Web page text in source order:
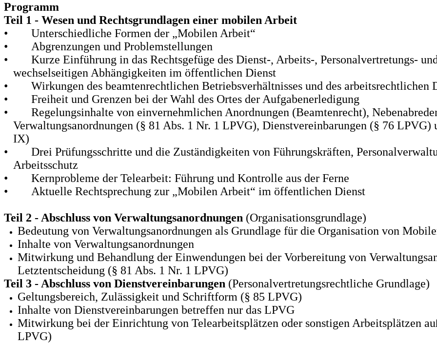
Programm
Teil 1 - Wesen und Rechtsgrundlagen einer mobilen Arbeit
•
Unterschiedliche Formen der „Mobilen Arbeit“
•
Abgrenzungen und Problemstellungen
•
Kurze Einführung in das Rechtsgefüge des Dienst-, Arbeits-, Personalvertretungs-
wechselseitigen Abhängigkeiten im öffentlichen Dienst
•
Wirkungen des beamtenrechtlichen Betriebsverhältnisses und des arbeitsrechtlichen
•
Freiheit und Grenzen bei der Wahl des Ortes der Aufgabenerledigung
•
Regelungsinhalte von einvernehmlichen Anordnungen (Beamtenrecht),
Verwaltungsanordnungen (§ 81 Abs. 1 Nr. 1 LPVG), Dienstvereinbarungen (§ 76
IX)
•
Drei Prüfungsschritte und die Zuständigkeiten von Führungskräften,
Arbeitsschutz
•
Kernprobleme der Telearbeit: Führung und Kontrolle aus der Ferne
•
Aktuelle Rechtsprechung zur „Mobilen Arbeit“ im öffentlichen Dienst
Teil 2 - Abschluss von Verwaltungsanordnungen (Organisationsgrundlage)
Bedeutung von Verwaltungsanordnungen als Grundlage für die Organisation von
Inhalte von Verwaltungsanordnungen
Mitwirkung und Behandlung der Einwendungen bei der Vorbereitung von
Letztentscheidung (§ 81 Abs. 1 Nr. 1 LPVG)
Teil 3 - Abschluss von Dienstvereinbarungen (Personalvertretungsrechtliche Grundlage)
Geltungsbereich, Zulässigkeit und Schriftform (§ 85 LPVG)
Inhalte von Dienstvereinbarungen betreffen nur das LPVG
Mitwirkung bei der Einrichtung von Telearbeitsplätzen oder sonstigen Arbeitsplätzen
LPVG)